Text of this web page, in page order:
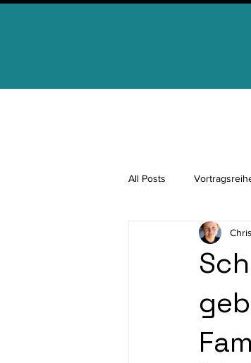
All Posts
Regionale Identität
für Schülerinnen und
Demokratiebildung